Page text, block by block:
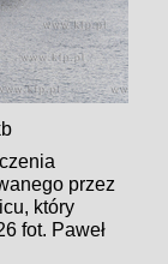
przez
który
fot. Paweł